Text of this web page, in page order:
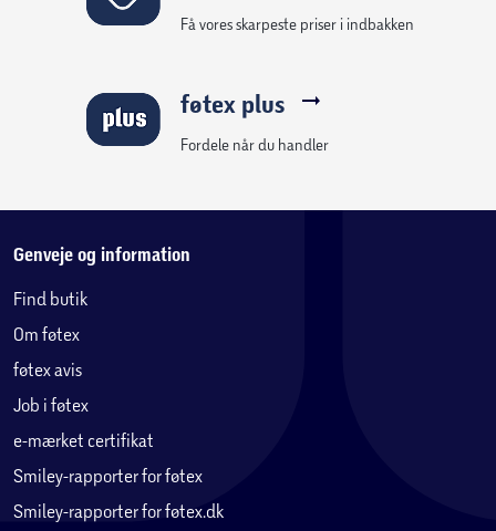
Få vores skarpeste priser i indbakken
føtex plus
Fordele når du handler
Genveje og information
Find butik
Om føtex
føtex avis
Job i føtex
e-mærket certifikat
Smiley-rapporter for føtex
Smiley-rapporter for føtex.dk